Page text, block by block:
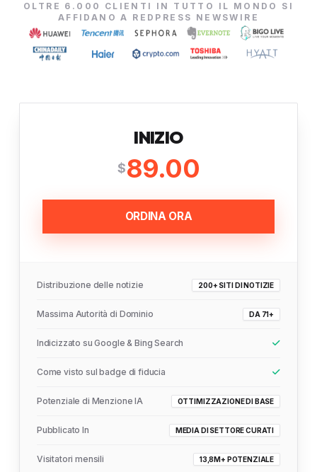
OLTRE 6.000 CLIENTI IN TUTTO IL MONDO SI
AFFIDANO A REDPRESS NEWSWIRE
INIZIO
$89.00
ORDINA ORA
Distribuzione delle notizie 200+ SITI DI NOTIZIE
Massima Autorità di Dominio DA 71+
Indicizzato su Google & Bing Search
Come visto sul badge di fiducia
Potenziale di Menzione IA OTTIMIZZAZIONE DI BASE
Pubblicato In MEDIA DI SETTORE CURATI
Visitatori mensili 13,8M+ POTENZIALE